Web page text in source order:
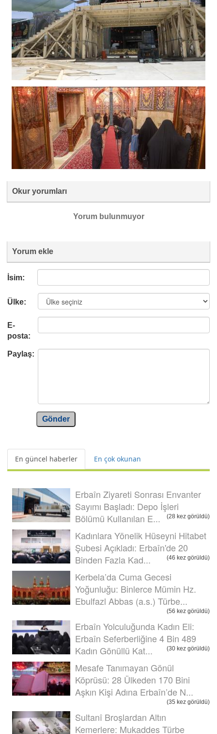
Okur yorumları
Yorum bulunmuyor
Yorum ekle
İsim:
Ülke:
E-
posta:
Paylaş:
Gönder
En güncel haberler En çok okunan
Erbaîn Ziyareti Sonrası Envanter
Sayımı Başladı: Depo İşleri
Bölümü Kullanılan E...
(28 kez görüldü)
Kadınlara Yönelik Hüseyni Hitabet
Şubesi Açıkladı: Erbaîn'de 20
Binden Fazla Kad...
(46 kez görüldü)
Kerbela’da Cuma Gecesi
Yoğunluğu: Binlerce Mümin Hz.
Ebulfazl Abbas (a.s.) Türbe...
(56 kez görüldü)
Erbaîn Yolculuğunda Kadın Eli:
Erbaîn Seferberliğine 4 Bin 489
Kadın Gönüllü Kat...
(30 kez görüldü)
Mesafe Tanımayan Gönül
Köprüsü: 28 Ülkeden 170 Bini
Aşkın Kişi Adına Erbaîn’de N...
(35 kez görüldü)
Sultanî Broşlardan Altın
Kemerlere: Mukaddes Türbe